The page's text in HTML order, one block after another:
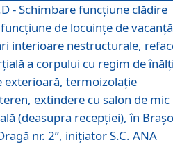
- Schimbare funcţiune clădire
de locuinţe de
interioare nestructurale,
a corpului cu regim de
exterioară, termoizolaţie
extindere cu salon de mic
(deasupra recepţiei), în
nr. 2”, iniţiator S.C. ANA